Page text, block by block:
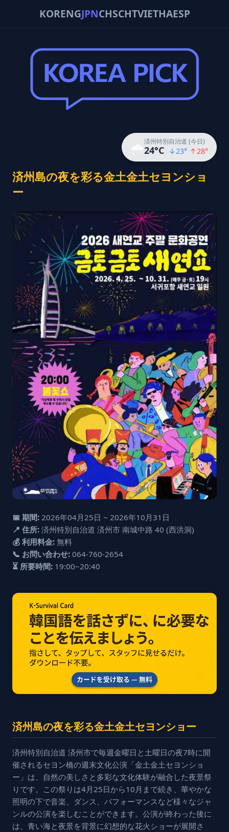
KORENGJPNCHSCHTVIETHAESP
済州特別自治道 (今日)
24°C ↓23° ↑28°
済州島の夜を彩る金土金土セヨンショ
ー
📅 期間: 2026年04月25日 ~ 2026年10月31日
📍 住所: 済州特別自治道 済州市 南城中路 40 (西洪洞)
💰 利用料金: 無料
📞 お問い合わせ: 064-760-2654
⏳ 所要時間: 19:00~20:40
済州島の夜を彩る金土金土セヨンショー
済州特別自治道 済州市で毎週金曜日と土曜日の夜7時に開
催されるセヨン橋の週末文化公演「金土金土セヨンショ
ー」は、自然の美しさと多彩な文化体験が融合した夜景祭
りです。この祭りは4月25日から10月まで続き、華やかな
照明の下で音楽、ダンス、パフォーマンスなど様々なジャ
ンルの公演を楽しむことができます。公演が終わった後に
は、青い海と夜景を背景に幻想的な花火ショーが展開さ